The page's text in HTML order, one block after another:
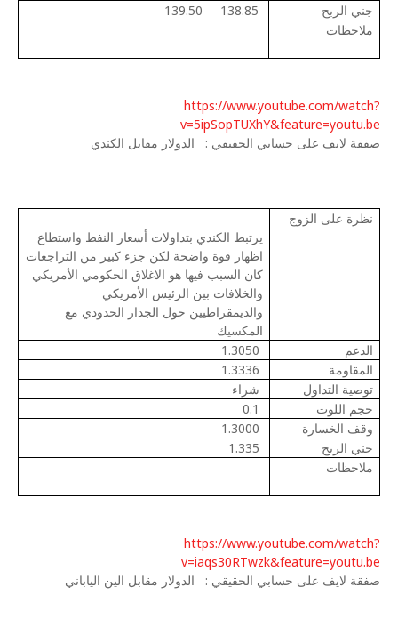
جني الربح
138.85
139.50
ملاحظات
https://www.youtube.com/watch?
v=5ipSopTUXhY&feature=youtu.be
صفقة لايف على حسابي الحقيقي :
الدولار مقابل الكندي
نظرة على الزوج
يرتبط الكندي بتداولات أسعار النفط واستطاع
اظهار قوة واضحة لكن جزء كبير من التراجعات
كان السبب فيها هو الاغلاق الحكومي الأمريكي
والخلافات بين الرئيس الأمريكي
والديمقراطيين حول الجدار الحدودي مع
المكسيك
الدعم
1.3050
المقاومة
1.3336
توصية التداول
شراء
حجم اللوت
0.1
وقف الخسارة
1.3000
جني الربح
1.335
ملاحظات
https://www.youtube.com/watch?
v=iaqs30RTwzk&feature=youtu.be
صفقة لايف على حسابي الحقيقي :
الدولار مقابل الين الياباني